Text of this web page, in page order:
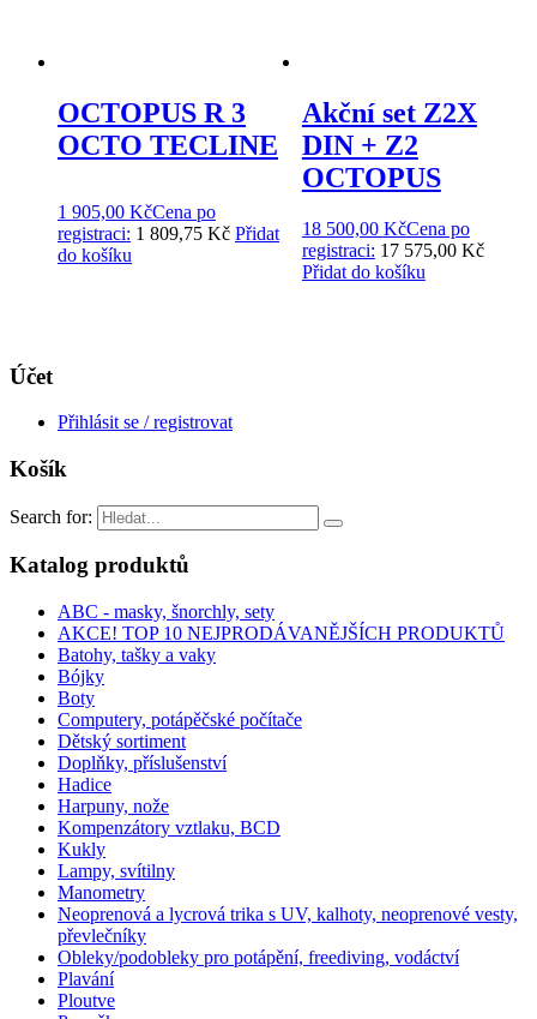
OCTOPUS R 3
OCTO TECLINE
1 905,00 KčCena po
registraci: 1 809,75 Kč Přidat
do košíku
Akční set Z2X
DIN + Z2
OCTOPUS
18 500,00 KčCena po
registraci: 17 575,00 Kč
Přidat do košíku
Účet
Přihlásit se / registrovat
Košík
Search for:
Katalog produktů
ABC - masky, šnorchly, sety
AKCE! TOP 10 NEJPRODÁVANĚJŠÍCH PRODUKTŮ
Batohy, tašky a vaky
Bójky
Boty
Computery, potápěčské počítače
Dětský sortiment
Doplňky, příslušenství
Hadice
Harpuny, nože
Kompenzátory vztlaku, BCD
Kukly
Lampy, svítilny
Manometry
Neoprenová a lycrová trika s UV, kalhoty, neoprenové vesty,
převlečníky
Obleky/podobleky pro potápění, freediving, vodáctví
Plavání
Ploutve